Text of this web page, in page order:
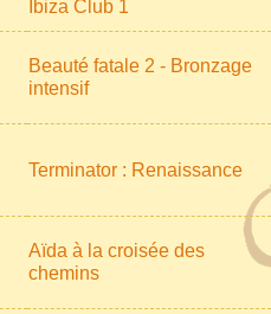
Ibiza Club 1
Beauté fatale 2 - Bronzage
intensif
Terminator : Renaissance
Aïda à la croisée des
chemins